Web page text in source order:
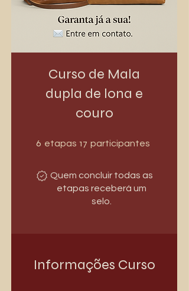
Curso de Mala
dupla de lona e
couro
6 etapas 17 participantes
Quem concluir todas as
etapas receberá um
selo.
Informações Curso